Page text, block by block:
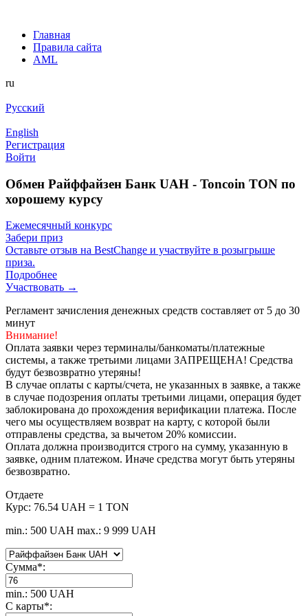
Главная
Правила сайта
AML
ru
Русский
English
Регистрация
Войти
Обмен Райффайзен Банк UAH - Toncoin TON по
хорошему курсу
Ежемесячный конкурс
Забери приз
Оставьте отзыв на BestChange и участвуйте в розыгрыше
приза.
Подробнее
Участвовать →
Регламент зачисления денежных средств составляет от 5 до 30
минут
Внимание!
Оплата заявки через терминалы/банкоматы/платежные
системы, а также третьими лицами ЗАПРЕЩЕНА! Средства
будут безвозвратно утеряны!
В случае оплаты с карты/счета, не указанных в заявке, а также
в случае подозрения оплаты третьими лицами, операция будет
заблокирована до прохождения верификации платежа. После
чего мы осуществляем возврат на карту, с которой были
отправлены средства, за вычетом 20% комиссии.
Оплата должна производится строго на сумму, указанную в
заявке, одним платежом. Иначе средства могут быть утеряны
безвозвратно.
Отдаете
Курс: 76.54 UAH = 1 TON
min.: 500 UAH max.: 9 999 UAH
Сумма*:
min.: 500 UAH
С карты*: